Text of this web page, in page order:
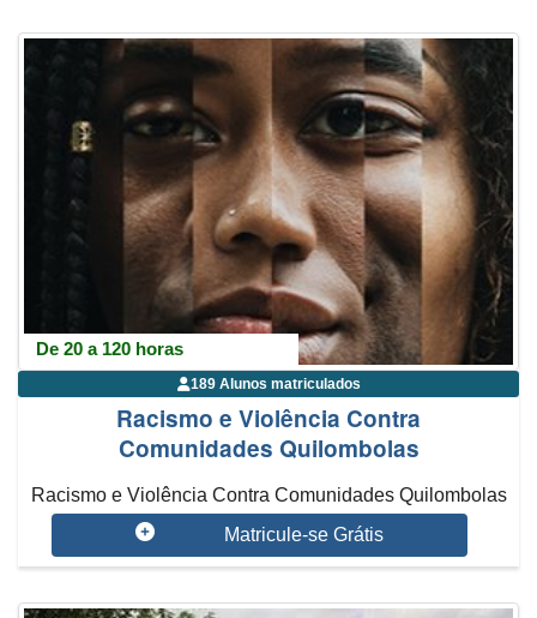
De 20 a 120 horas
189 Alunos matriculados
Racismo e Violência Contra
Comunidades Quilombolas
Racismo e Violência Contra Comunidades Quilombolas
deveria ser algo pertencente...
Matricule-se Grátis